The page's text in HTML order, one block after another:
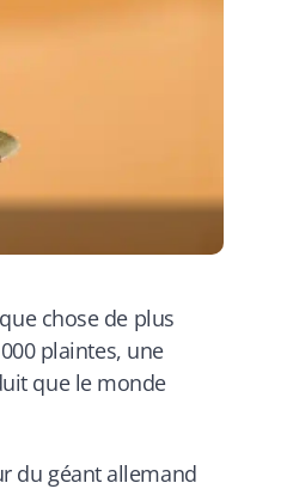
chose de plus
plaintes, une
que le monde
du géant allemand